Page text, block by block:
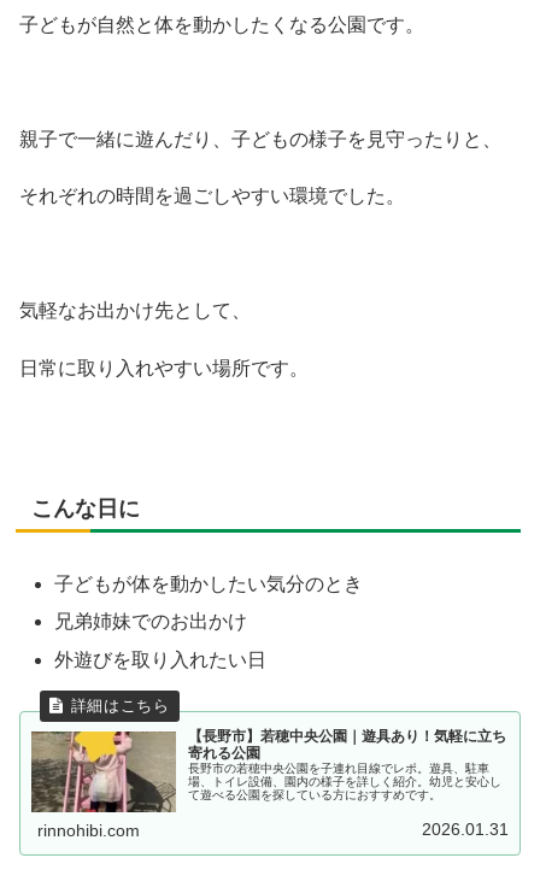
子どもが自然と体を動かしたくなる公園です。
親子で一緒に遊んだり、子どもの様子を見守ったりと、
それぞれの時間を過ごしやすい環境でした。
気軽なお出かけ先として、
日常に取り入れやすい場所です。
こんな日に
子どもが体を動かしたい気分のとき
兄弟姉妹でのお出かけ
外遊びを取り入れたい日
【長野市】若穂中央公園｜遊具あり！気軽に立ち
寄れる公園
長野市の若穂中央公園を子連れ目線でレポ。遊具、駐車
場、トイレ設備、園内の様子を詳しく紹介。幼児と安心し
て遊べる公園を探している方におすすめです。
rinnohibi.com 2026.01.31